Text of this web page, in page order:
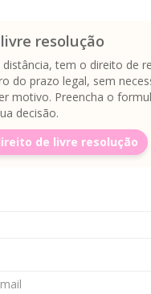
resolução
distância, tem o direito de
do prazo legal, sem
motivo. Preencha o
decisão.
de livre resolução